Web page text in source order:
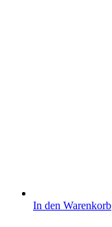
In den Warenkorb